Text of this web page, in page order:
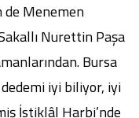
de Menemen
Nurettin Paşa
Bursa
iyi biliyor, iyi
İstiklâl Harbi’nde